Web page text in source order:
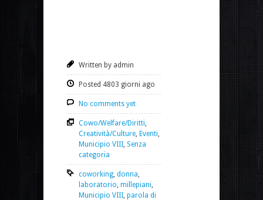
Written by admin
Posted 4803 giorni ago
No comments yet
Cowo/Welfare/Diritti,
Creatività/Culture, Eventi,
Municipio VIII, Senza
categoria
coworking, donna,
laboratorio, millepiani,
Municipio VIII, parola di